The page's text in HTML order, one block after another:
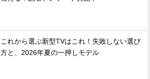
これから選ぶ新型TVはこれ！失敗しない選び
方と、2026年夏の一押しモデル